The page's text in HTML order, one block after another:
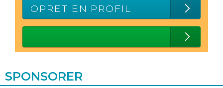
OPRET EN PROFIL
SPONSORER